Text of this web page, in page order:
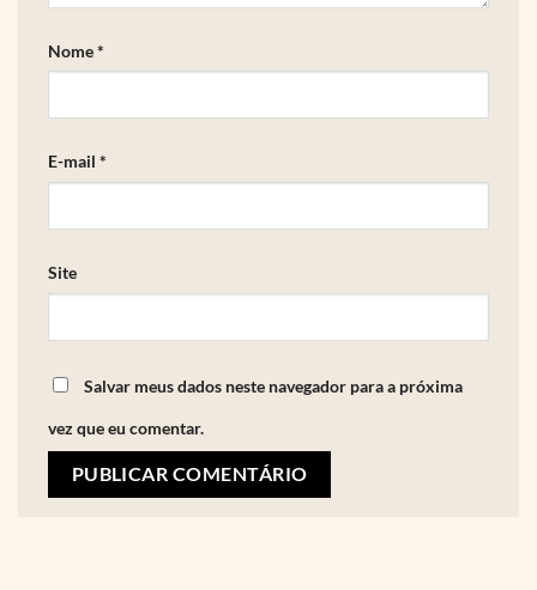
Nome*
E-mail *
Site
Salvar meus dados neste navegador para a próxima
vez que eu comentar.